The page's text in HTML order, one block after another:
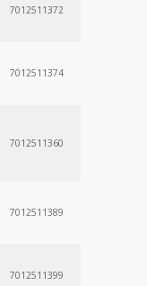
7012511372
7012511374
7012511360
7012511389
7012511399